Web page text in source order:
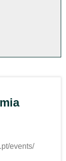
events/